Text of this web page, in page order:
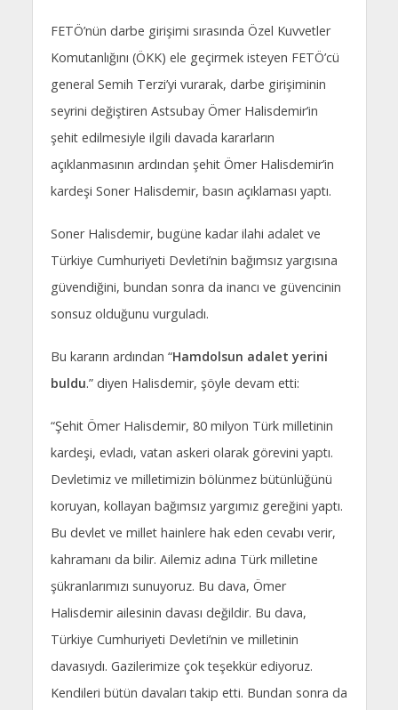
FETÖ’nün darbe girişimi sırasında Özel Kuvvetler
Komutanlığını (ÖKK) ele geçirmek isteyen FETÖ’cü
general Semih Terzi’yi vurarak, darbe girişiminin
seyrini değiştiren Astsubay Ömer Halisdemir’in
şehit edilmesiyle ilgili davada kararların
açıklanmasının ardından şehit Ömer Halisdemir’in
kardeşi Soner Halisdemir, basın açıklaması yaptı.
Soner Halisdemir, bugüne kadar ilahi adalet ve
Türkiye Cumhuriyeti Devleti’nin bağımsız yargısına
güvendiğini, bundan sonra da inancı ve güvencinin
sonsuz olduğunu vurguladı.
Bu kararın ardından “Hamdolsun adalet yerini
buldu.” diyen Halisdemir, şöyle devam etti:
“Şehit Ömer Halisdemir, 80 milyon Türk milletinin
kardeşi, evladı, vatan askeri olarak görevini yaptı.
Devletimiz ve milletimizin bölünmez bütünlüğünü
koruyan, kollayan bağımsız yargımız gereğini yaptı.
Bu devlet ve millet hainlere hak eden cevabı verir,
kahramanı da bilir. Ailemiz adına Türk milletine
şükranlarımızı sunuyoruz. Bu dava, Ömer
Halisdemir ailesinin davası değildir. Bu dava,
Türkiye Cumhuriyeti Devleti’nin ve milletinin
davasıydı. Gazilerimize çok teşekkür ediyoruz.
Kendileri bütün davaları takip etti. Bundan sonra da